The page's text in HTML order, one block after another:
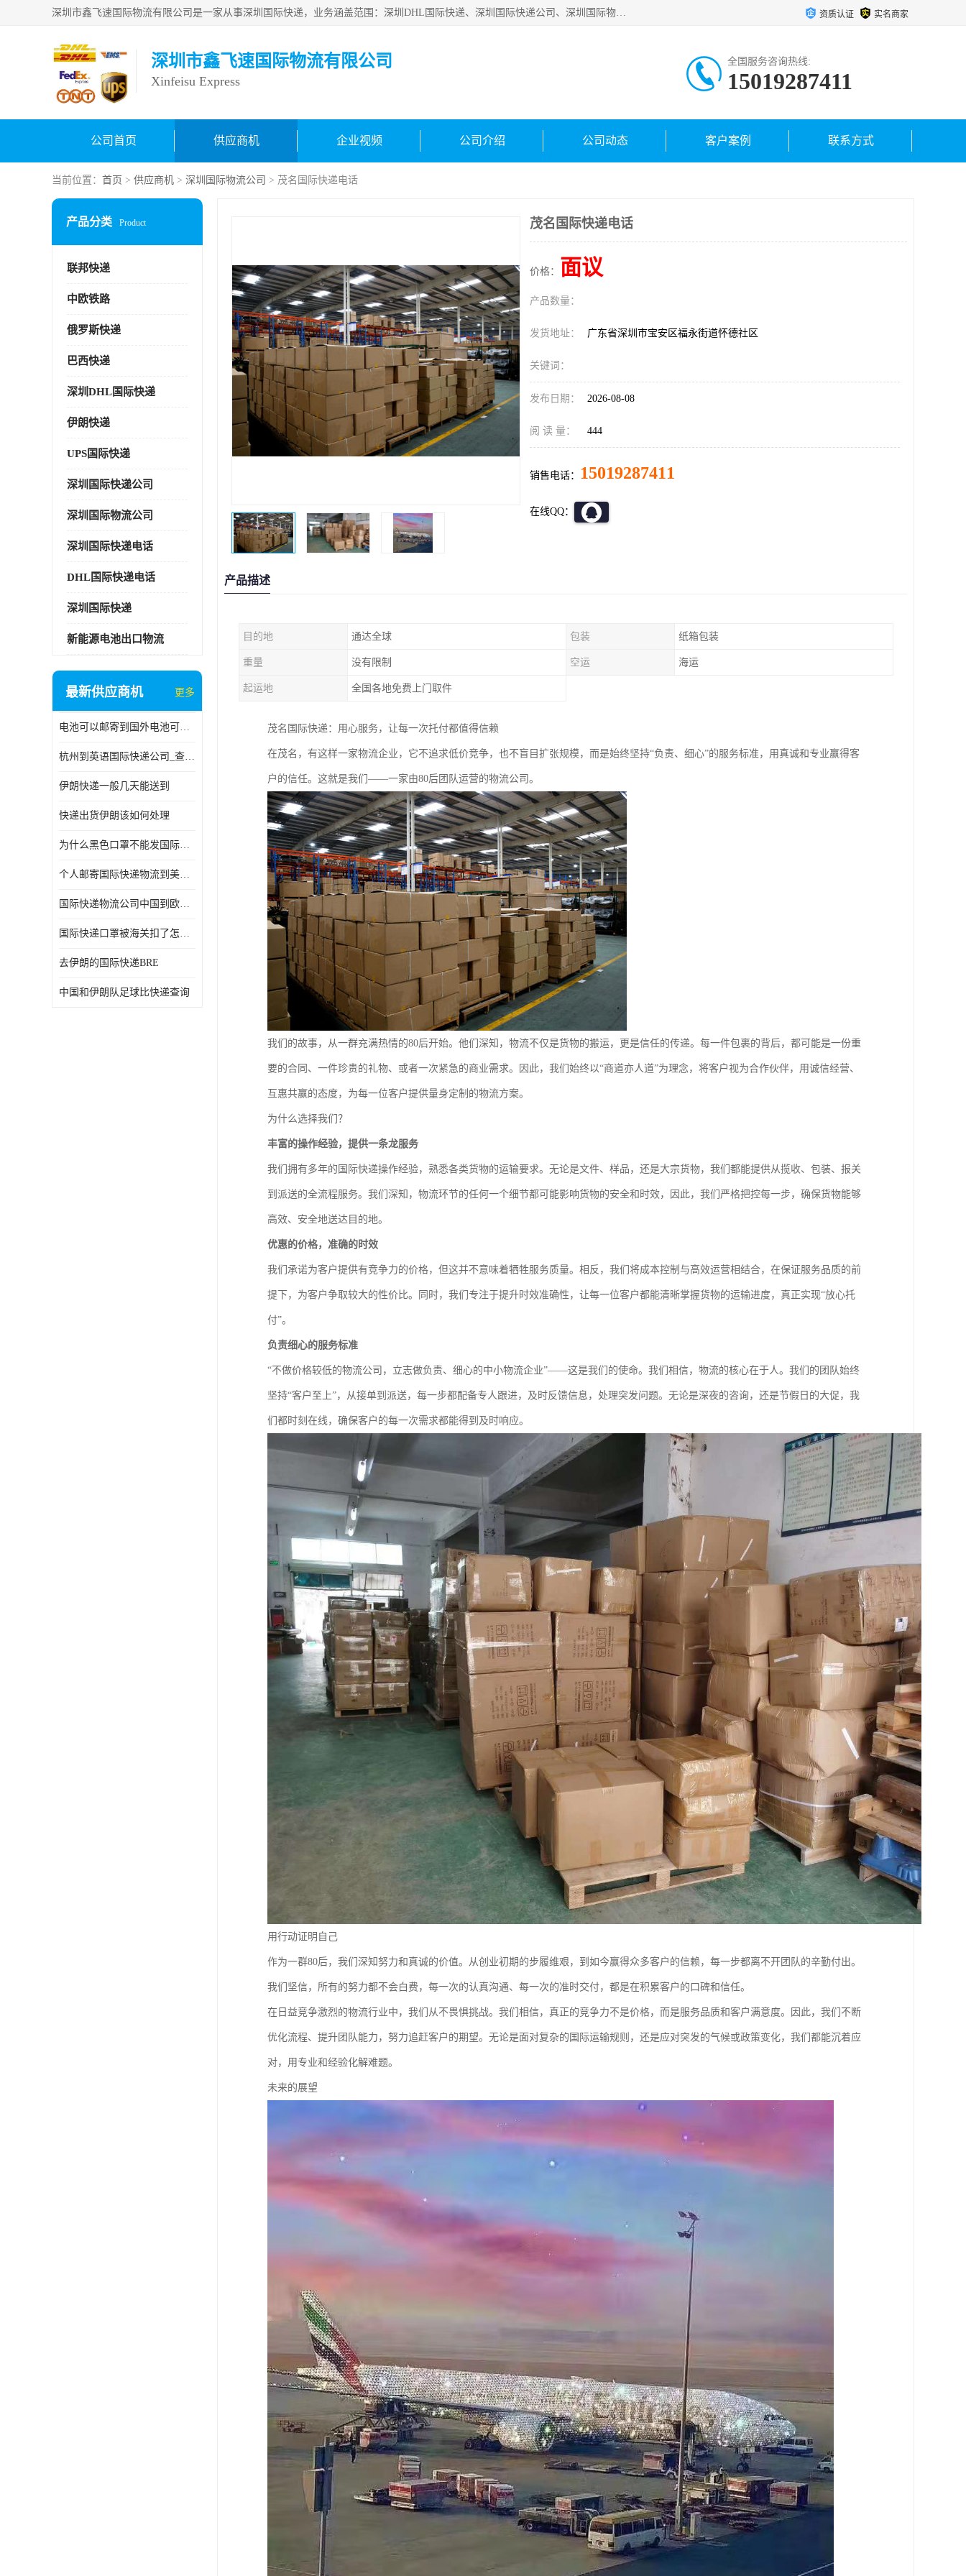
深圳市鑫飞速国际物流有限公司是一家从事深圳国际快递，业务涵盖范围：深圳DHL国际快递、深圳国际快递公司、深圳国际物流公司、深圳国际快递、深圳DHL国际快递电话可拨打全国服务热线：15019287411。欢迎各位亲来人来电到我司洽谈合作。 资质认证 实名商家
深圳市鑫飞速国际物流有限公司
Xinfeisu Express
全国服务咨询热线:
15019287411
公司首页 供应商机 企业视频 公司介绍 公司动态 客户案例 联系方式
当前位置： 首页 > 供应商机 > 深圳国际物流公司 > 茂名国际快递电话
产品分类 Product
联邦快递
中欧铁路
俄罗斯快递
巴西快递
深圳DHL国际快递
伊朗快递
UPS国际快递
深圳国际快递公司
深圳国际物流公司
深圳国际快递电话
DHL国际快递电话
深圳国际快递
新能源电池出口物流
最新供应商机 更多
电池可以邮寄到国外电池可以发国际物流手机电池可以邮寄到国外
杭州到英语国际快递公司_查国际快递
伊朗快递一般几天能送到
快递出货伊朗该如何处理
为什么黑色口罩不能发国际快递 国际寄口罩快递需要填写信息
个人邮寄国际快递物流到美加墨西哥英国比利时荷兰波兰意大利
国际快递物流公司中国到欧洲英国法国德国能寄铁路空运海运
国际快递口罩被海关扣了怎么办
去伊朗的国际快递BRE
中国和伊朗队足球比快递查询
茂名国际快递电话
价格： 面议
产品数量：
发货地址： 广东省深圳市宝安区福永街道怀德社区
关键词：
发布日期： 2026-08-08
阅 读 量： 444
销售电话： 15019287411
在线QQ：
产品描述
目的地 通达全球 包装 纸箱包装
重量 没有限制 空运 海运
起运地 全国各地免费上门取件
茂名国际快递：用心服务，让每一次托付都值得信赖
在茂名，有这样一家物流企业，它不追求低价竞争，也不盲目扩张规模，而是始终坚持“负责、细心”的服务标准，用真诚和专业赢得客
户的信任。这就是我们——一家由80后团队运营的物流公司。
我们的故事，从一群充满热情的80后开始。他们深知，物流不仅是货物的搬运，更是信任的传递。每一件包裹的背后，都可能是一份重
要的合同、一件珍贵的礼物、或者一次紧急的商业需求。因此，我们始终以“商道亦人道”为理念，将客户视为合作伙伴，用诚信经营、
互惠共赢的态度，为每一位客户提供量身定制的物流方案。
为什么选择我们？
丰富的操作经验，提供一条龙服务
我们拥有多年的国际快递操作经验，熟悉各类货物的运输要求。无论是文件、样品，还是大宗货物，我们都能提供从揽收、包装、报关
到派送的全流程服务。我们深知，物流环节的任何一个细节都可能影响货物的安全和时效，因此，我们严格把控每一步，确保货物能够
高效、安全地送达目的地。
优惠的价格，准确的时效
我们承诺为客户提供有竞争力的价格，但这并不意味着牺牲服务质量。相反，我们将成本控制与高效运营相结合，在保证服务品质的前
提下，为客户争取较大的性价比。同时，我们专注于提升时效准确性，让每一位客户都能清晰掌握货物的运输进度，真正实现“放心托
付”。
负责细心的服务标准
“不做价格较低的物流公司，立志做负责、细心的中小物流企业”——这是我们的使命。我们相信，物流的核心在于人。我们的团队始终
坚持“客户至上”，从接单到派送，每一步都配备专人跟进，及时反馈信息，处理突发问题。无论是深夜的咨询，还是节假日的大促，我
们都时刻在线，确保客户的每一次需求都能得到及时响应。
用行动证明自己
作为一群80后，我们深知努力和真诚的价值。从创业初期的步履维艰，到如今赢得众多客户的信赖，每一步都离不开团队的辛勤付出。
我们坚信，所有的努力都不会白费，每一次的认真沟通、每一次的准时交付，都是在积累客户的口碑和信任。
在日益竞争激烈的物流行业中，我们从不畏惧挑战。我们相信，真正的竞争力不是价格，而是服务品质和客户满意度。因此，我们不断
优化流程、提升团队能力，努力追赶客户的期望。无论是面对复杂的国际运输规则，还是应对突发的气候或政策变化，我们都能沉着应
对，用专业和经验化解难题。
未来的展望